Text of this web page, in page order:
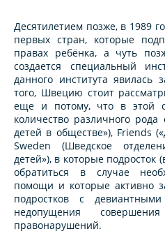
Десятилетием позже, в 1989
первых стран, которые
правах ребёнка, а чуть
создается специальный
данного института
того, Швецию стоит
еще и потому, что в этой
количество различного рода
детей в обществе»), Friends
Sweden (Шведское
детей»), в которые подросток
обратиться в случае
помощи и которые активно
подростков с
недопущения
правонарушений.